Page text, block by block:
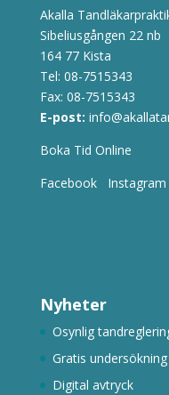
Akalla
Sibeliusgången 22 nb
164 77 Kista
Tel: 08-7515343
Fax: 08-7515343
E-post:
Boka Tid Online
Facebook
Instagram
Nyheter
Osynlig
Gratis
Digital avtryck